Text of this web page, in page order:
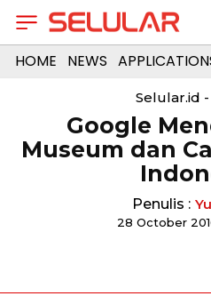
HOME NEWS
Selular.id -
Google
Museum dan
Penulis :
28 October